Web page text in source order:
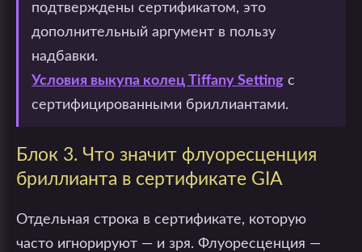
подтверждены сертификатом, это
дополнительный аргумент в пользу
надбавки.
Условия выкупа колец Tiffany Setting с
сертифицированными бриллиантами.
Блок 3. Что значит флуоресценция
бриллианта в сертификате GIA
Отдельная строка в сертификате, которую
часто игнорируют — и зря. Флуоресценция —